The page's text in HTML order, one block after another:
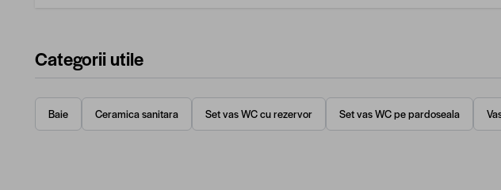
Categorii utile
Baie Ceramica sanitara Set vas WC cu rezervor Set vas WC pe pardoseala